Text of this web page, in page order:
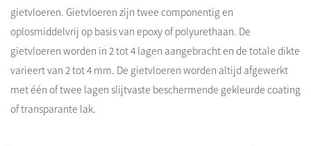
gietvloeren. Gietvloeren zijn twee componentig en
oplosmiddelvrij op basis van epoxy of polyurethaan. De
gietvloeren worden in 2 tot 4 lagen aangebracht en de totale dikte
varieert van 2 tot 4 mm. De gietvloeren worden altijd afgewerkt
met één of twee lagen slijtvaste beschermende gekleurde coating
of transparante lak.